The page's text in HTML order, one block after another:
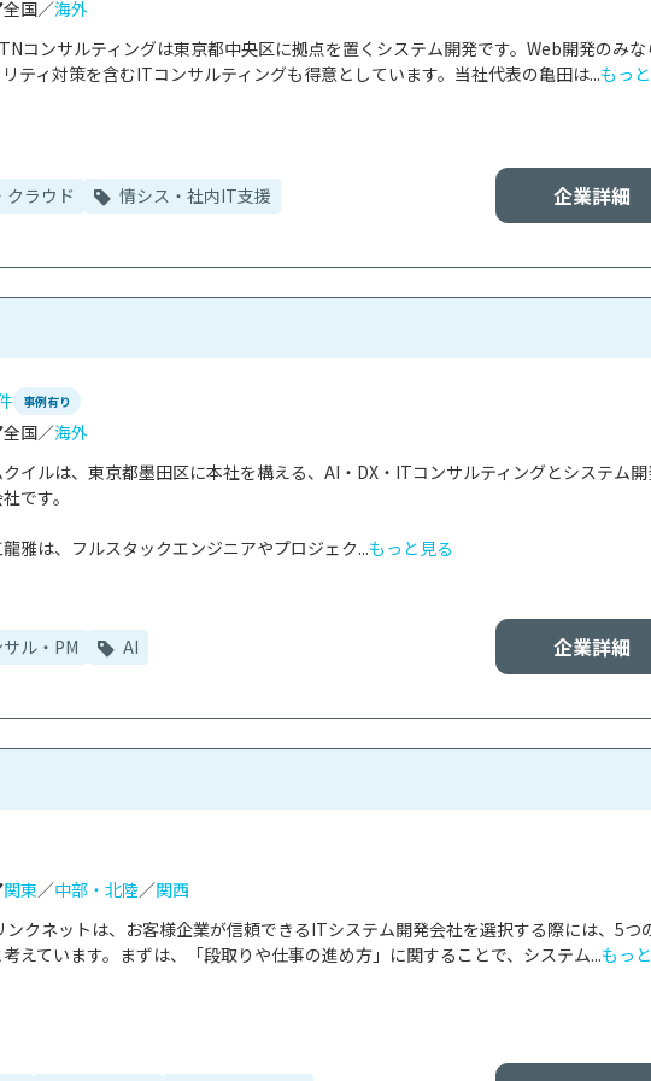
コンサルティングは東京都中央区に拠点を置くシステム開発です。Web開発のみな
ティ対策を含むITコンサルティングも得意としています。当社代表の亀田は...もっ
全国／海外
企業詳細
クラウド 情シス・社内IT支援
イルは、東京都墨田区に本社を構える、AI・DX・ITコンサルティングとシステム開
です。
雅は、フルスタックエンジニアやプロジェク...もっと見る
事例有り
全国／海外
企業詳細
ル・PM AI
ンクネットは、お客様企業が信頼できるITシステム開発会社を選択する際には、5つ
えています。まずは、「段取りや仕事の進め方」に関することで、システム...もっ
関東／中部・北陸／関西